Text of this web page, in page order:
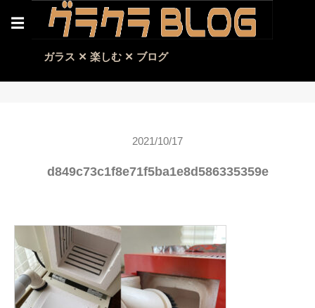
☰
ガラス ✕ 楽しむ ✕ ブログ
2021/10/17
d849c73c1f8e71f5ba1e8d586335359e